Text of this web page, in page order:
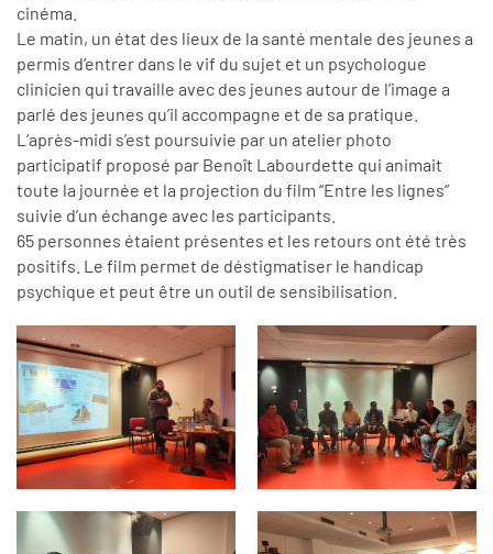
cinéma.
Le matin, un état des lieux de la santé mentale des jeunes a
permis d’entrer dans le vif du sujet et un psychologue
clinicien qui travaille avec des jeunes autour de l’image a
parlé des jeunes qu’il accompagne et de sa pratique.
L’après-midi s’est poursuivie par un atelier photo
participatif proposé par Benoît Labourdette qui animait
toute la journée et la projection du film “Entre les lignes”
suivie d’un échange avec les participants.
65 personnes étaient présentes et les retours ont été très
positifs. Le film permet de déstigmatiser le handicap
psychique et peut être un outil de sensibilisation.